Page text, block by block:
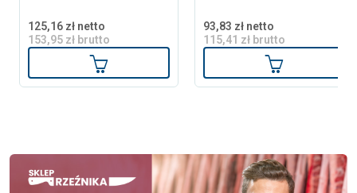
125,16 zł netto
153,95 zł brutto
Dodaj do koszyka
93,83 zł netto
115,41 zł brutto
Dodaj do